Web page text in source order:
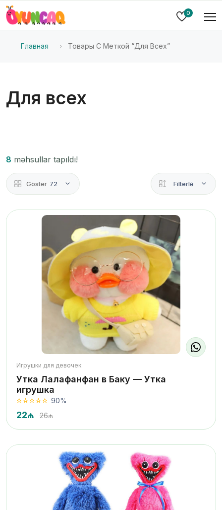
0
Главная Товары С Меткой “Для Всех”
Для всех
8 məhsullar tapıldı!
Göster 72 Filterlə
Игрушки для девочек
Утка Лалафанфан в Баку — Утка
игрушка
90%
22₼ 26₼